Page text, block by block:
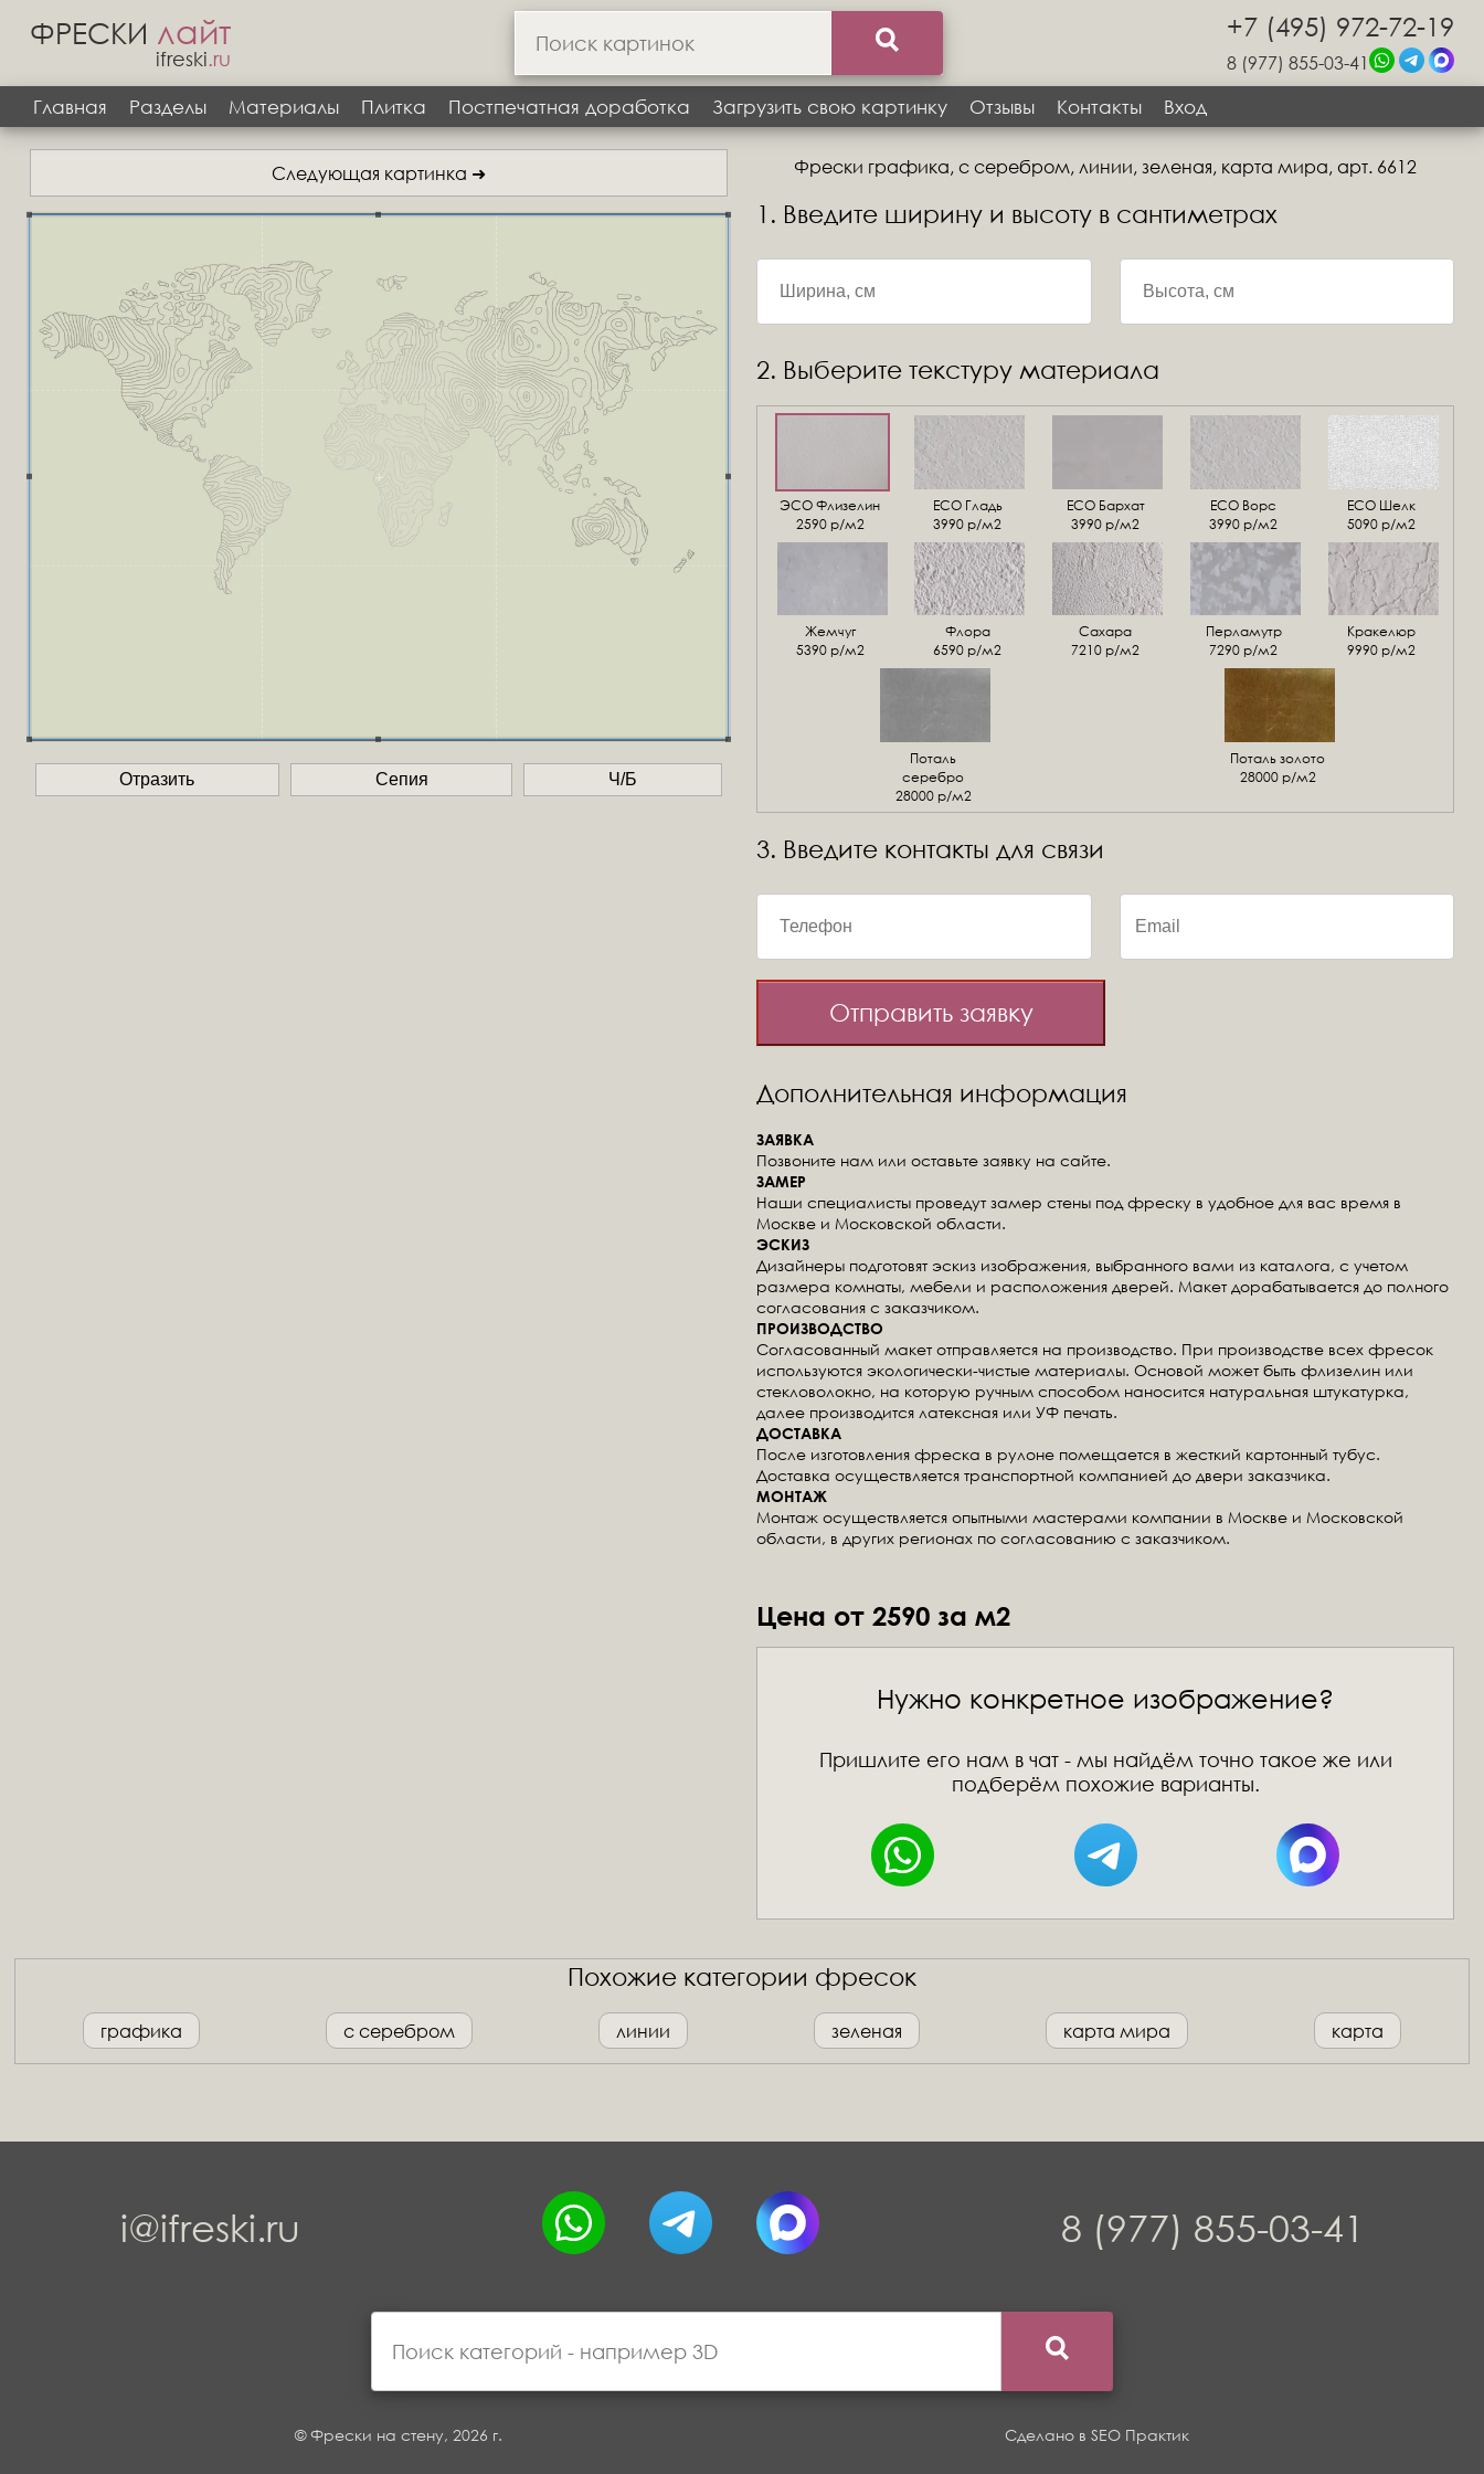
ФРЕСКИ лайт
ifreski.ru
+7 (495) 972-72-19
8 (977) 855-03-41
Главная
Разделы Материалы Плитка Постпечатная доработка Загрузить свою картинку Отзывы Контакты Вход
Следующая картинка ➜
Отразить Сепия Ч/Б
Фрески графика, с серебром, линии, зеленая, карта мира, арт. 6612
1. Введите ширину и высоту в сантиметрах
2. Выберите текстуру материала
ЭСО Флизелин
2590 р/м2
ЕСО Гладь
3990 р/м2
ECO Бархат
3990 р/м2
ЕСО Ворс
3990 р/м2
ЕСО Шелк
5090 р/м2
Жемчуг
5390 р/м2
Флора
6590 р/м2
Сахара
7210 р/м2
Перламутр
7290 р/м2
Кракелюр
9990 р/м2
Поталь
серебро
28000 р/м2
Поталь золото
28000 р/м2
3. Введите контакты для связи
Отправить заявку
Дополнительная информация
ЗАЯВКА
Позвоните нам или оставьте заявку на сайте.
ЗАМЕР
Наши специалисты проведут замер стены под фреску в удобное для вас время в
Москве и Московской области.
ЭСКИЗ
Дизайнеры подготовят эскиз изображения, выбранного вами из каталога, с учетом
размера комнаты, мебели и расположения дверей. Макет дорабатывается до полного
согласования с заказчиком.
ПРОИЗВОДСТВО
Согласованный макет отправляется на производство. При производстве всех фресок
используются экологически-чистые материалы. Основой может быть флизелин или
стекловолокно, на которую ручным способом наносится натуральная штукатурка,
далее производится латексная или УФ печать.
ДОСТАВКА
После изготовления фреска в рулоне помещается в жесткий картонный тубус.
Доставка осуществляется транспортной компанией до двери заказчика.
МОНТАЖ
Монтаж осуществляется опытными мастерами компании в Москве и Московской
области, в других регионах по согласованию с заказчиком.
Цена от 2590 за м2
Нужно конкретное изображение?
Пришлите его нам в чат - мы найдём точно такое же или
подберём похожие варианты.
Похожие категории фресок
графика с серебром линии зеленая карта мира карта
i@ifreski.ru 8 (977) 855-03-41
© Фрески на стену, 2026 г. Сделано в SEO Практик